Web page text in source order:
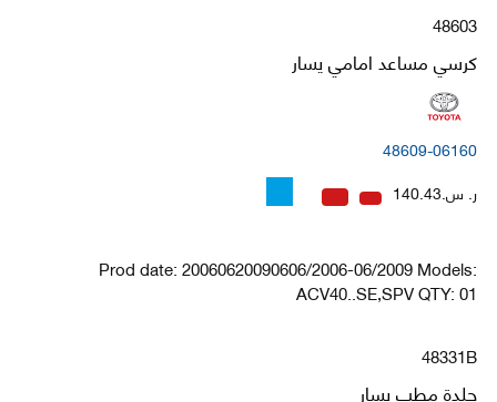
48603
كرسي مساعد امامي يسار
48609-06160
ر. س.140.43
Prod date: 20060620090606/2006-06/2009 Models:
ACV40..SE,SPV QTY: 01
48331B
جلدة مطب يسار